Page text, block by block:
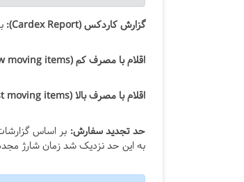
گزارش کاردکس (Cardex Report):
اقلام با مصرف کم (Slow moving items):
اقلام با مصرف بالا (Fast moving items):
حد تجدید سفارش: بر اساس
به این حد نزدیک شد زمان شارژ